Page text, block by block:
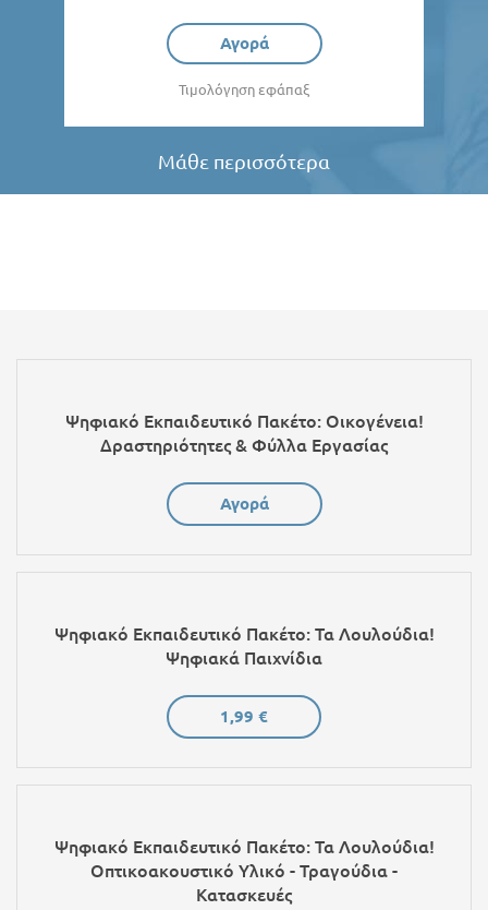
Αγορά
Τιμολόγηση εφάπαξ
Μάθε περισσότερα
Ψηφιακό Εκπαιδευτικό Πακέτο: Οικογένεια!
Δραστηριότητες & Φύλλα Εργασίας
Αγορά
Ψηφιακό Εκπαιδευτικό Πακέτο: Τα Λουλούδια!
Ψηφιακά Παιχνίδια
1,99 €
Ψηφιακό Εκπαιδευτικό Πακέτο: Τα Λουλούδια!
Οπτικοακουστικό Υλικό - Τραγούδια -
Κατασκευές